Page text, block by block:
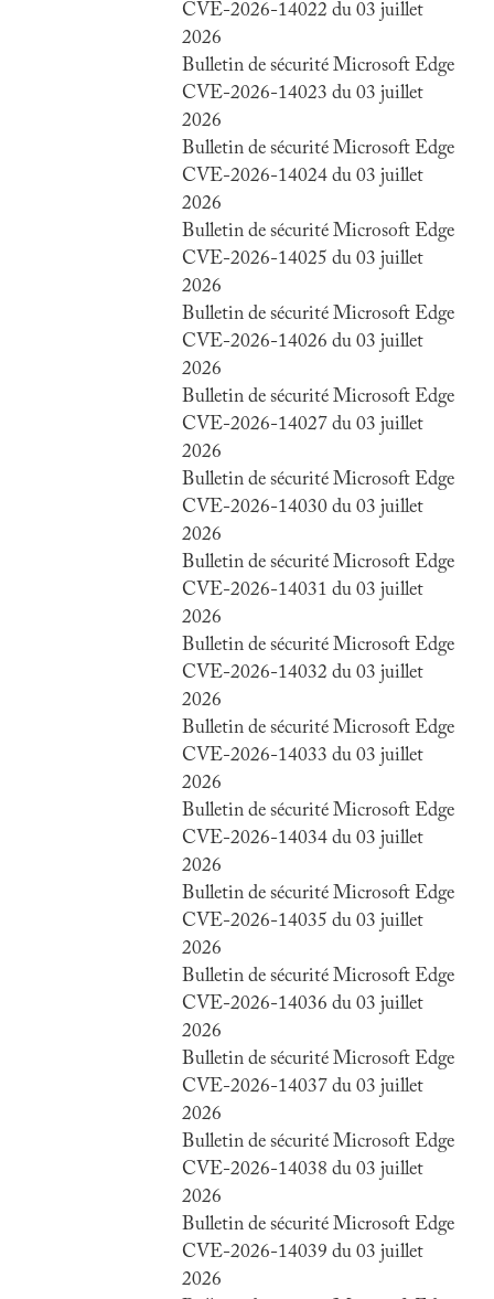
CVE-2026-14022 du 03 juillet
2026
Bulletin de sécurité Microsoft Edge
CVE-2026-14023 du 03 juillet
2026
Bulletin de sécurité Microsoft Edge
CVE-2026-14024 du 03 juillet
2026
Bulletin de sécurité Microsoft Edge
CVE-2026-14025 du 03 juillet
2026
Bulletin de sécurité Microsoft Edge
CVE-2026-14026 du 03 juillet
2026
Bulletin de sécurité Microsoft Edge
CVE-2026-14027 du 03 juillet
2026
Bulletin de sécurité Microsoft Edge
CVE-2026-14030 du 03 juillet
2026
Bulletin de sécurité Microsoft Edge
CVE-2026-14031 du 03 juillet
2026
Bulletin de sécurité Microsoft Edge
CVE-2026-14032 du 03 juillet
2026
Bulletin de sécurité Microsoft Edge
CVE-2026-14033 du 03 juillet
2026
Bulletin de sécurité Microsoft Edge
CVE-2026-14034 du 03 juillet
2026
Bulletin de sécurité Microsoft Edge
CVE-2026-14035 du 03 juillet
2026
Bulletin de sécurité Microsoft Edge
CVE-2026-14036 du 03 juillet
2026
Bulletin de sécurité Microsoft Edge
CVE-2026-14037 du 03 juillet
2026
Bulletin de sécurité Microsoft Edge
CVE-2026-14038 du 03 juillet
2026
Bulletin de sécurité Microsoft Edge
CVE-2026-14039 du 03 juillet
2026